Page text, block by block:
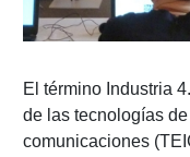
El término Industria
de las tecnologías
comunicaciones